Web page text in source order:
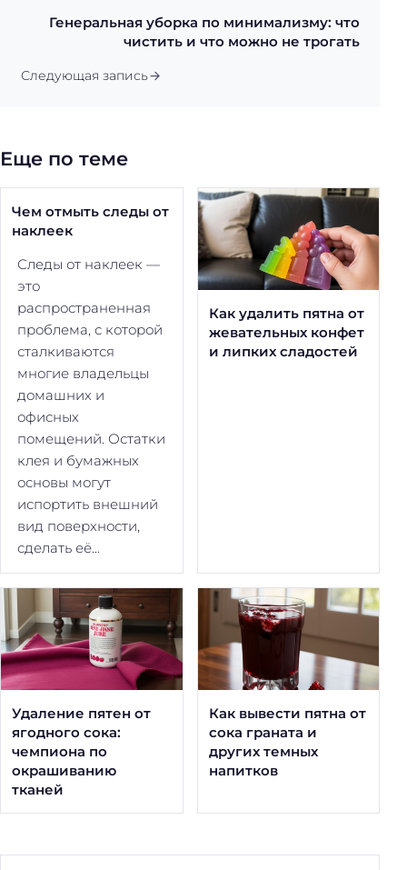
Генеральная уборка по минимализму: что
чистить и что можно не трогать
Следующая запись
Еще по теме
Чем отмыть следы от
наклеек
Следы от наклеек —
это
распространенная
проблема, с которой
сталкиваются
многие владельцы
домашних и
офисных
помещений. Остатки
клея и бумажных
основы могут
испортить внешний
вид поверхности,
сделать её...
Как удалить пятна от
жевательных конфет
и липких сладостей
Удаление пятен от
ягодного сока:
чемпиона по
окрашиванию
тканей
Как вывести пятна от
сока граната и
других темных
напитков